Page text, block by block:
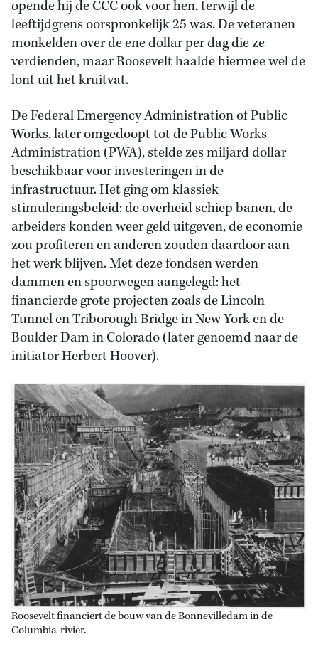
opende hij de CCC ook voor hen, terwijl de
leeftijdgrens oorspronkelijk 25 was. De veteranen
monkelden over de ene dollar per dag die ze
verdienden, maar Roosevelt haalde hiermee wel de
lont uit het kruitvat.
De Federal Emergency Administration of Public
Works, later omgedoopt tot de Public Works
Administration (PWA), stelde zes miljard dollar
beschikbaar voor investeringen in de
infrastructuur. Het ging om klassiek
stimuleringsbeleid: de overheid schiep banen, de
arbeiders konden weer geld uitgeven, de economie
zou profiteren en anderen zouden daardoor aan
het werk blijven. Met deze fondsen werden
dammen en spoorwegen aangelegd: het
financierde grote projecten zoals de Lincoln
Tunnel en Triborough Bridge in New York en de
Boulder Dam in Colorado (later genoemd naar de
initiator Herbert Hoover).
Roosevelt financiert de bouw van de Bonnevilledam in de
Columbia-rivier.